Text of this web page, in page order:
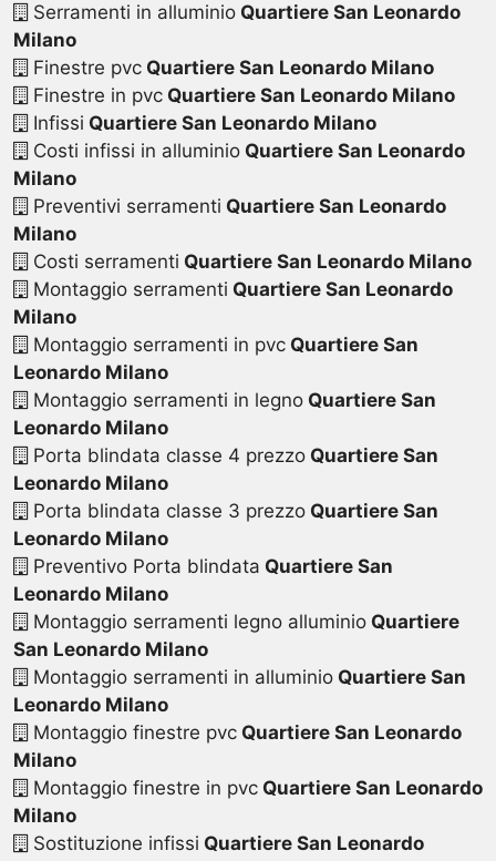
Serramenti in alluminioQuartiere San Leonardo
Milano
Finestre pvcQuartiere San Leonardo Milano
Finestre in pvcQuartiere San Leonardo Milano
Infissi Quartiere San Leonardo Milano
Costi infissi in alluminioQuartiere San Leonardo
Milano
Preventivi serramenti Quartiere San Leonardo
Milano
Costi serramenti Quartiere San Leonardo Milano
Montaggio serramenti Quartiere San Leonardo
Milano
Montaggio serramenti in pvcQuartiere San
Leonardo Milano
Montaggio serramenti in legnoQuartiere San
Leonardo Milano
Porta blindata classe 4 prezzoQuartiere San
Leonardo Milano
Porta blindata classe 3 prezzoQuartiere San
Leonardo Milano
Preventivo Porta blindata Quartiere San
Leonardo Milano
Montaggio serramenti legno alluminioQuartiere
San Leonardo Milano
Montaggio serramenti in alluminioQuartiere San
Leonardo Milano
Montaggio finestre pvcQuartiere San Leonardo
Milano
Montaggio finestre in pvcQuartiere San Leonardo
Milano
Sostituzione infissi Quartiere San Leonardo